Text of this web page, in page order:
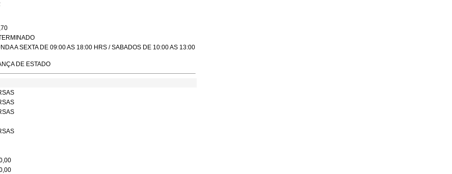
A SEXTA DE 09:00 AS 18:00 HRS / SABADOS DE 10:00 AS 13:00
DE ESTADO